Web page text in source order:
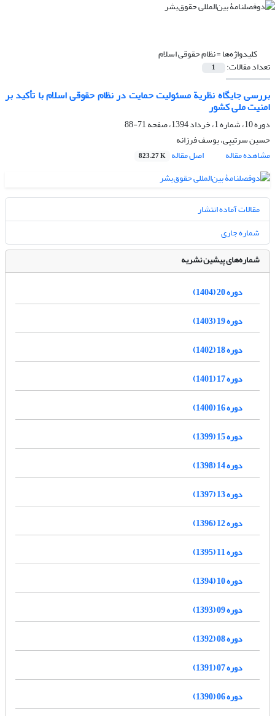
کلیدواژه‌ها =نظام حقوقی اسلام
تعداد مقالات: 1
بررسی جایگاه نظریة مسئولیت حمایت در نظام حقوقی اسلام با تأکید بر
امنیت ملی کشور
دوره 10، شماره 1، خرداد 1394، صفحه
71-88
حسین سرتیپی، یوسف فرزانه
مشاهده مقاله
اصل مقاله 823.27 K
مقالات آماده انتشار
شماره جاری
شماره‌های پیشین نشریه
دوره 20 (1404)
دوره 19 (1403)
دوره 18 (1402)
دوره 17 (1401)
دوره 16 (1400)
دوره 15 (1399)
دوره 14 (1398)
دوره 13 (1397)
دوره 12 (1396)
دوره 11 (1395)
دوره 10 (1394)
دوره 09 (1393)
دوره 08 (1392)
دوره 07 (1391)
دوره 06 (1390)